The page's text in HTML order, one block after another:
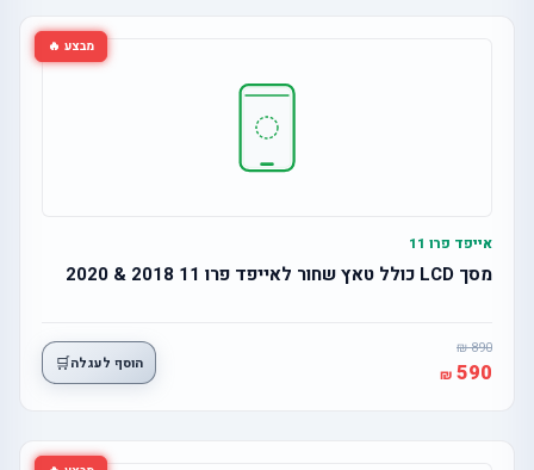
מבצע 🔥
אייפד פרו 11
מסך LCD כולל טאץ שחור לאייפד פרו 11 2018 & 2020
890
590 הוסף לעגלה🛒